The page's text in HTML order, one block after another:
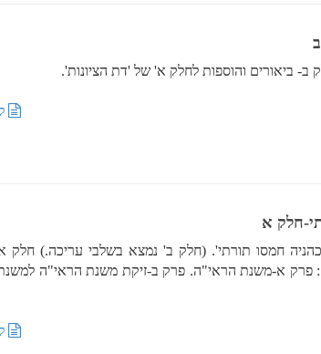
ב- ביאורים והוספות לחלק א' של 'דת הציונות'.
חלק א
חמסו תורתי'. (חלק ב' נמצא בשלבי עריכה.) חלק א'
פרק א-משנת הראי"ה. פרק ב-זיקת משנת הראי"ה